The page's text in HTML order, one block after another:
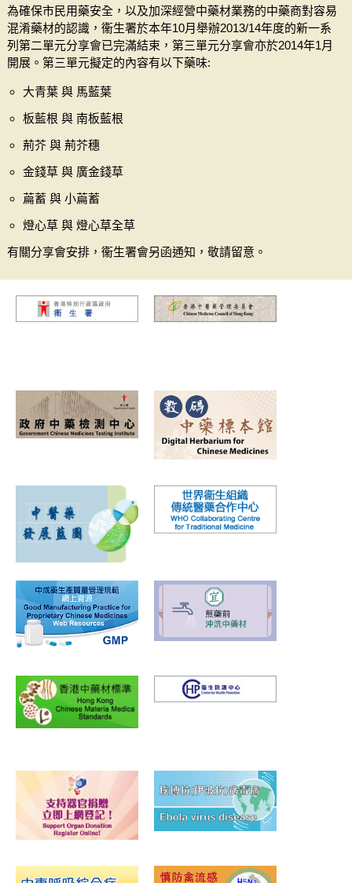
為確保市民用藥安全，以及加深經營中藥材業務的中藥商對容易
混淆藥材的認識，衞生署於本年10月舉辦2013/14年度的新一系
列第二單元分享會已完滿結束，第三單元分享會亦於2014年1月
開展。第三單元擬定的內容有以下藥味:
大青葉 與 馬藍葉
板藍根 與 南板藍根
荊芥 與 荊芥穗
金錢草 與 廣金錢草
萹蓄 與 小萹蓄
燈心草 與 燈心草全草
有關分享會安排，衞生署會另函通知，敬請留意。